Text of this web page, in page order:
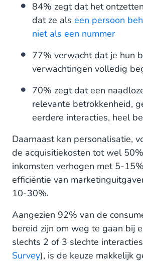
84% zegt dat het
dat ze als een persoon
niet als een nummer
77% verwacht dat je hun
verwachtingen volledig
70% zegt dat een
relevante betrokkenheid,
eerdere interacties, heel
Daarnaast kan personalisatie,
de acquisitiekosten tot wel
inkomsten verhogen met 5-
efficiëntie van
10-30%.
Aangezien 92% van de
bereid zijn om weg te gaan bij
slechts 2 of 3 slechte
Survey), is de keuze makkelijk